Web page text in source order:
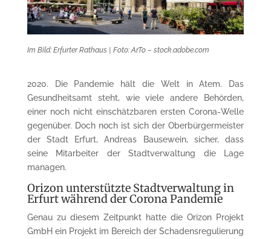
Im Bild: Erfurter Rathaus | Foto: ArTo – stock.adobe.com
2020. Die Pandemie hält die Welt in Atem. Das
Gesundheitsamt steht, wie viele andere Behörden,
einer noch nicht einschätzbaren ersten Corona-Welle
gegenüber. Doch noch ist sich der Oberbürgermeister
der Stadt Erfurt, Andreas Bausewein, sicher, dass
seine Mitarbeiter der Stadtverwaltung die Lage
managen.
Orizon unterstützte Stadtverwaltung in
Erfurt während der Corona Pandemie
Genau zu diesem Zeitpunkt hatte die Orizon Projekt
GmbH ein Projekt im Bereich der Schadensregulierung